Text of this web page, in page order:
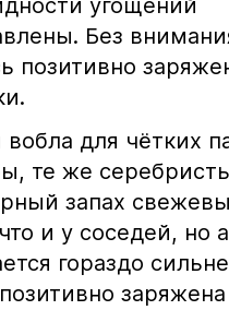
угощений
Без
позитивно
вобла для чётких
те же
запах
и у соседей, но
гораздо